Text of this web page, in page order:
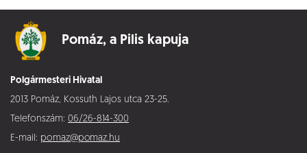
Pomáz, a Pilis kapuja
Polgármesteri Hivatal
2013 Pomáz, Kossuth Lajos utca 23-25.
Telefonszám: 06/26-814-300
E-mail: pomaz@pomaz.hu